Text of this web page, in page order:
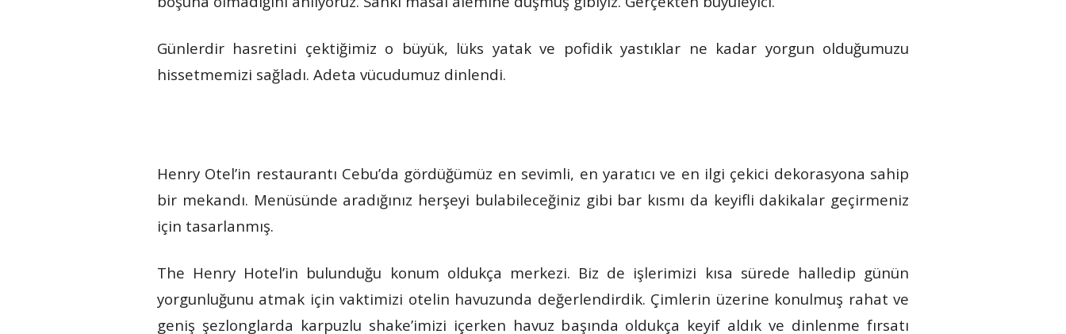
Günlerdir hasretini çektiğimiz o büyük, lüks yatak ve pofidik yastıklar ne kadar yorgun olduğumuzu
hissetmemizi sağladı. Adeta vücudumuz dinlendi.
Henry Otel’in restaurantı Cebu’da gördüğümüz en sevimli, en yaratıcı ve en ilgi çekici dekorasyona sahip
bir mekandı. Menüsünde aradığınız herşeyi bulabileceğiniz gibi bar kısmı da keyifli dakikalar geçirmeniz
için tasarlanmış.
The Henry Hotel’in bulunduğu konum oldukça merkezi. Biz de işlerimizi kısa sürede halledip günün
yorgunluğunu atmak için vaktimizi otelin havuzunda değerlendirdik. Çimlerin üzerine konulmuş rahat ve
geniş şezlonglarda karpuzlu shake’imizi içerken havuz başında oldukça keyif aldık ve dinlenme fırsatı